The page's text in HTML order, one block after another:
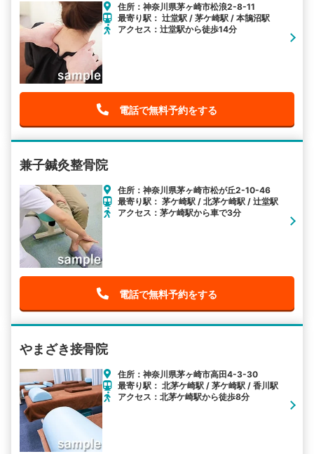
住所：神奈川県茅ヶ崎市松浪2-8-11
最寄り駅： 辻堂駅 / 茅ケ崎駅 / 本鵠沼駅
アクセス：辻堂駅から徒歩14分
電話で無料予約をする
兼子鍼灸整骨院
住所：神奈川県茅ヶ崎市松が丘2-10-46
最寄り駅： 茅ケ崎駅 / 北茅ケ崎駅 / 辻堂駅
アクセス：茅ケ崎駅から車で3分
電話で無料予約をする
やまざき接骨院
住所：神奈川県茅ヶ崎市高田4-3-30
最寄り駅： 北茅ケ崎駅 / 茅ケ崎駅 / 香川駅
アクセス：北茅ケ崎駅から徒歩8分